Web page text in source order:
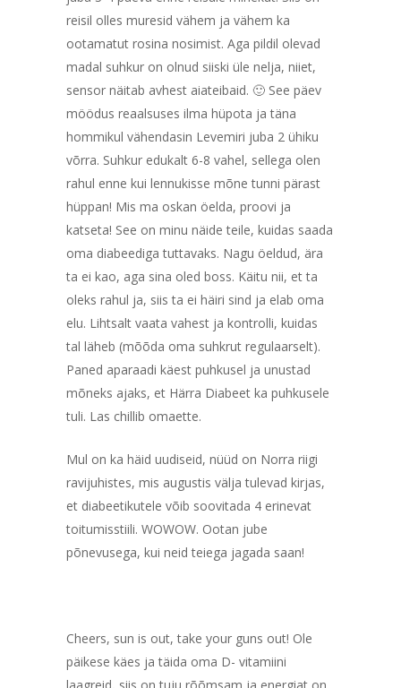
reisil olles muresid vähem ja vähem ka
ootamatut rosina nosimist. Aga pildil olevad
madal suhkur on olnud siiski üle nelja, niiet,
sensor näitab avhest aiateibaid. 🙂 See päev
möödus reaalsuses ilma hüpota ja täna
hommikul vähendasin Levemiri juba 2 ühiku
võrra. Suhkur edukalt 6-8 vahel, sellega olen
rahul enne kui lennukisse mõne tunni pärast
hüppan! Mis ma oskan öelda, proovi ja
katseta! See on minu näide teile, kuidas saada
oma diabeediga tuttavaks. Nagu öeldud, ära
ta ei kao, aga sina oled boss. Käitu nii, et ta
oleks rahul ja, siis ta ei häiri sind ja elab oma
elu. Lihtsalt vaata vahest ja kontrolli, kuidas
tal läheb (mõõda oma suhkrut regulaarselt).
Paned aparaadi käest puhkusel ja unustad
mõneks ajaks, et Härra Diabeet ka puhkusele
tuli. Las chillib omaette.
Mul on ka häid uudiseid, nüüd on Norra riigi
ravijuhistes, mis augustis välja tulevad kirjas,
et diabeetikutele võib soovitada 4 erinevat
toitumisstiili. WOWOW. Ootan jube
põnevusega, kui neid teiega jagada saan!
Cheers, sun is out, take your guns out! Ole
päikese käes ja täida oma D- vitamiini